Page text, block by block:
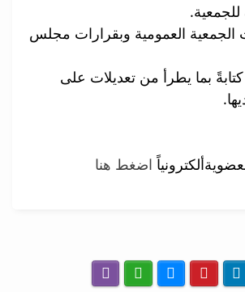
للجمعية.
الجمعية العمومية وبقرارات مجلس
كتابةً بما يطرأ من تعديلات على
اضغط هنا